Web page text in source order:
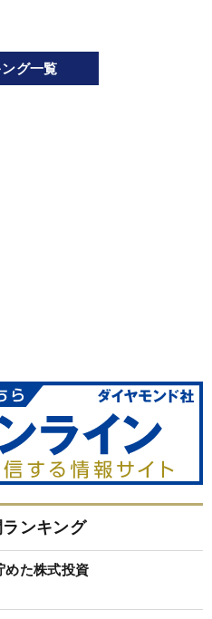
グ一覧
ンキング
めた株式投資